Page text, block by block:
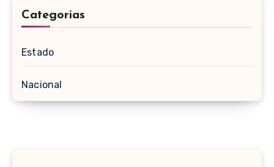
Categorias
Estado
Nacional